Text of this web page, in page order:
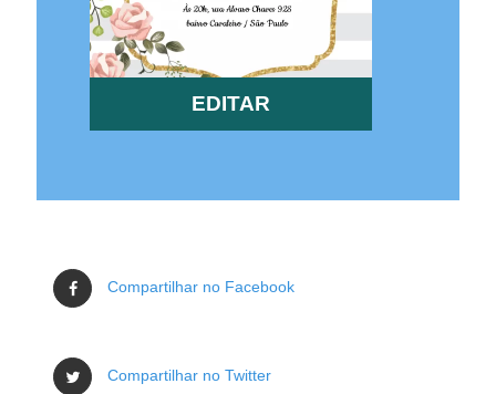
EDITAR
Compartilhar no Facebook
Compartilhar no Twitter